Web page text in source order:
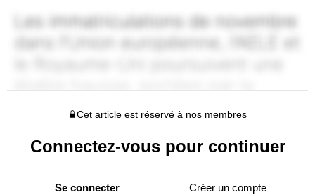
Cet article est réservé à nos membres
Connectez-vous pour continuer
Se connecter Créer un compte